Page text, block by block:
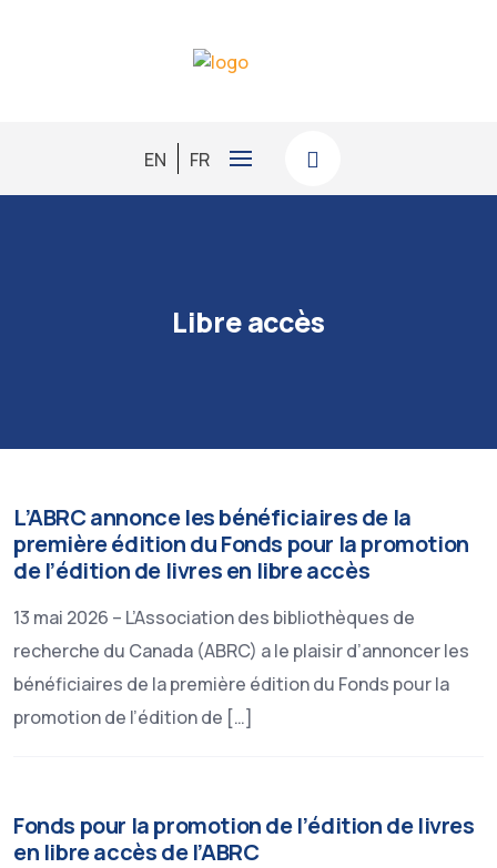
EN FR
Libre accès
L’ABRC annonce les bénéficiaires de la
première édition du Fonds pour la promotion
de l’édition de livres en libre accès
13 mai 2026 – L’Association des bibliothèques de
recherche du Canada (ABRC) a le plaisir d’annoncer les
bénéficiaires de la première édition du Fonds pour la
promotion de l’édition de […]
Fonds pour la promotion de l’édition de livres
en libre accès de l’ABRC